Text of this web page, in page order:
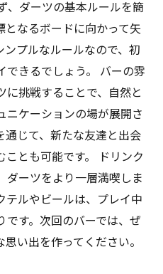
、ダーツの基本ルールを簡
となるボードに向かって矢
ンプルなルールなので、初
できるでしょう。 バーの雰
に挑戦することで、自然と
ニケーションの場が展開さ
通じて、新たな友達と出会
ことも可能です。 ドリンク
ダーツをより一層満喫しま
テルやビールは、プレイ中
です。次回のバーでは、ぜ
い出を作ってください。